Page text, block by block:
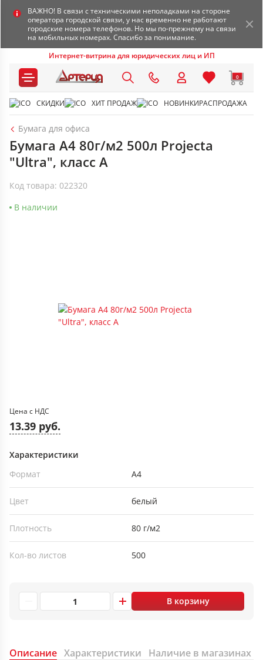
ВАЖНО! В связи с техническими неполадками на стороне
оператора городской связи, у нас временно не работают
городские номера телефонов. Но мы по-прежнему на связи
на мобильных номерах. Спасибо за понимание.
Интернет-витрина для юридических лиц и ИП
0
СКИДКИ ХИТ ПРОДАЖ НОВИНКИРАСПРОДАЖА
Бумага для офиса
Бумага А4 80г/м2 500л Projecta
"Ultra", класс А
Код товара: 022320
В наличии
Цена с НДС
13.39 руб.
Характеристики
Формат
А4
Цвет белый
Плотность 80 г/м2
Кол-во листов 500
В корзину
Описание Характеристики Наличие в магазинах